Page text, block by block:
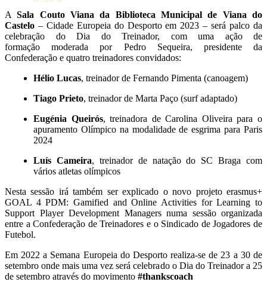
ASala Couto Viana da Biblioteca Municipal de Viana do
Castelo – Cidade Europeia do Desporto em 2023 – será palco da
celebração do Dia do Treinador, com uma ação de
formação moderada por Pedro Sequeira, presidente da
Confederação e quatro treinadores convidados:
Hélio Lucas, treinador de Fernando Pimenta (canoagem)
Tiago Prieto, treinador de Marta Paço (surf adaptado)
Eugénia Queirós, treinadora de Carolina Oliveira para o
apuramento Olímpico na modalidade de esgrima para Paris
2024
Luís Cameira, treinador de natação do SC Braga com
vários atletas olímpicos
Nesta sessão irá também ser explicado o novo projeto erasmus+
GOAL 4 PDM: Gamified and Online Activities for Learning to
Support Player Development Managers numa sessão organizada
entre a Confederação de Treinadores e o Sindicado de Jogadores de
Futebol.
Em 2022 a Semana Europeia do Desporto realiza-se de 23 a 30 de
setembro onde mais uma vez será celebrado o Dia do Treinador a 25
de setembro através do movimento #thankscoach